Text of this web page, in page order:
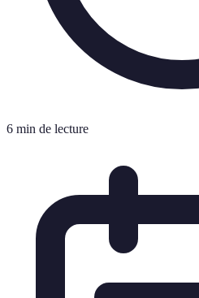
6 min de lecture